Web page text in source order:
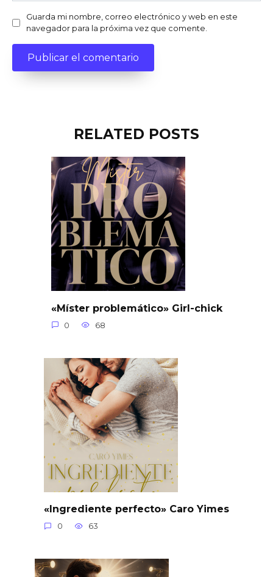
Guarda mi nombre, correo electrónico y web en este
navegador para la próxima vez que comente.
RELATED POSTS
«Míster problemático» Girl-chick
0 68
«Ingrediente perfecto» Caro Yimes
0 63